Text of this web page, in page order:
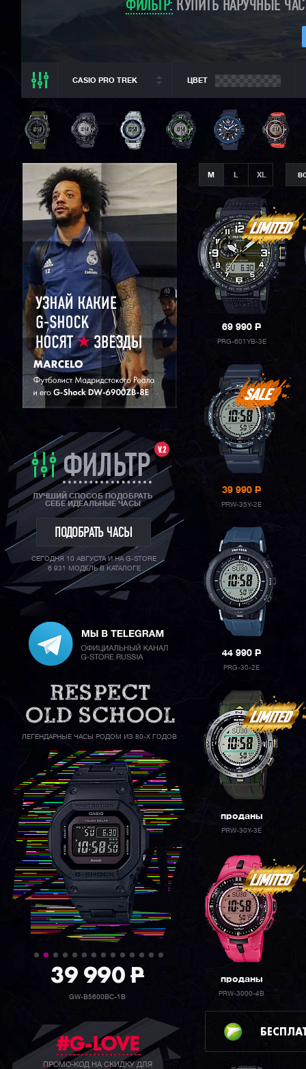
ФИЛЬТР: КУПИТЬ НАРУЧНЫЕ
CASIO PRO TREK
CASIO PRO TREK
ВСЕ CASIO
CASIO G-SHOCK
CASIO BABY-G
CASIO EDIFICE
CITIZEN
SEIKO
ORIENT
ЦВЕТ
V.2
ФИЛЬТР
ЛУЧШИЙ СПОСОБ ПОДОБРАТЬ
СЕБЕ ИДЕАЛЬНЫЕ ЧАСЫ
ПОДОБРАТЬ ЧАСЫ
СЕГОДНЯ 10 АВГУСТА И НА G-STORE
6 931 МОДЕЛЬ В КАТАЛОГЕ
ЛЕГЕНДАРНЫЕ ЧАСЫ РОДОМ ИЗ 80-Х ГОДОВ
39 990P
GW-B5600BC-1B
#G-LOVE
ПРОМО-КОД НА СКИДКУ ДЛЯ
M XL
69 990P
PRG-601YB-3E
39 990P
PRW-35Y-2E
44 990P
PRG-30-2E
проданы
PRW-30Y-3E
проданы
PRW-3000-4B